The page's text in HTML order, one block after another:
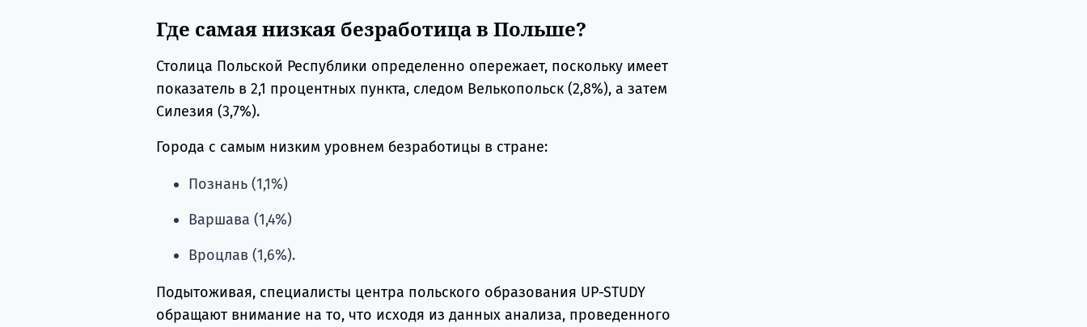
Где самая низкая безработица в Польше?
Столица Польской Республики определенно опережает, поскольку имеет
показатель в 2,1 процентных пункта, следом Велькопольск (2,8%), а затем
Силезия (3,7%).
Города с самым низким уровнем безработицы в стране:
Познань (1,1%)
Варшава (1,4%)
Вроцлав (1,6%).
Подытоживая, специалисты центра польского образования UP-STUDY
обращают внимание на то, что исходя из данных анализа, проведенного